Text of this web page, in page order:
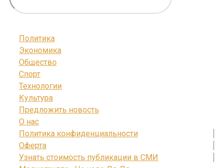
Политика
Экономика
Общество
Спорт
Технологии
Культура
Предложить новость
О нас
Политика конфиденциальности
Оферта
Узнать стоимость публикации в СМИ